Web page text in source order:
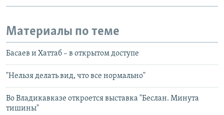
Материалы по теме
Басаев и Хаттаб – в открытом доступе
"Нельзя делать вид, что все нормально"
Во Владикавказе откроется выставка "Беслан. Минута
тишины"